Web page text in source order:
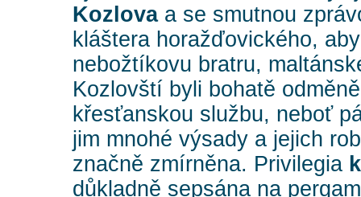
Kozlovaa se smutnou
kláštera horažďovického,
nebožtíkovu bratru,
Kozlovští byli bohatě
křesťanskou službu, neboť
jim mnohé výsady a jejich
značně zmírněna. Privilegia
důkladně sepsána na